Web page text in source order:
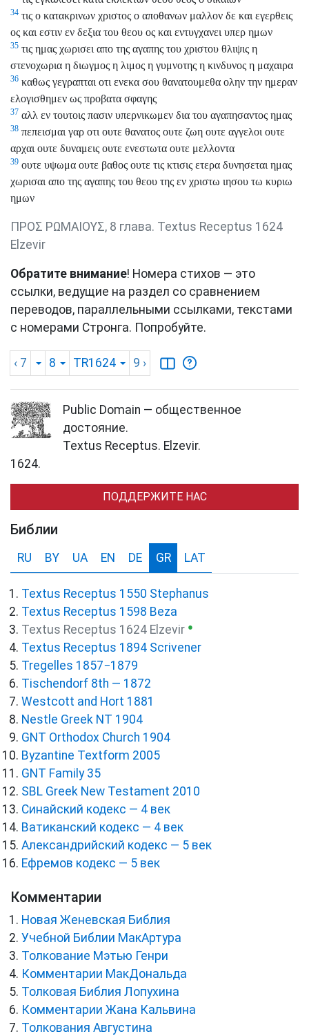
34 τις ο κατακρινων χριστος ο αποθανων μαλλον δε και εγερθεις
ος και εστιν εν δεξια του θεου ος και εντυγχανει υπερ ημων
35 τις ημας χωρισει απο της αγαπης του χριστου θλιψις η
στενοχωρια η διωγμος η λιμος η γυμνοτης η κινδυνος η μαχαιρα
36 καθως γεγραπται οτι ενεκα σου θανατουμεθα ολην την ημεραν
ελογισθημεν ως προβατα σφαγης
37 αλλ εν τουτοις πασιν υπερνικωμεν δια του αγαπησαντος ημας
38 πεπεισμαι γαρ οτι ουτε θανατος ουτε ζωη ουτε αγγελοι ουτε
αρχαι ουτε δυναμεις ουτε ενεστωτα ουτε μελλοντα
39 ουτε υψωμα ουτε βαθος ουτε τις κτισις ετερα δυνησεται ημας
χωρισαι απο της αγαπης του θεου της εν χριστω ιησου τω κυριω
ημων
ΠΡΟΣ ΡΩΜΑΙΟΥΣ, 8 глава. Textus Receptus 1624
Elzevir
Обратите внимание! Номера стихов — это
ссылки, ведущие на раздел со сравнением
переводов, параллельными ссылками, текстами
с номерами Стронга. Попробуйте.
‹ 7 8 TR1624 9 ›
Public Domain — общественное
достояние.
Textus Receptus. Elzevir.
1624.
ПОДДЕРЖИТЕ НАС
Библии
RU BY UA EN DE GR LAT
Textus Receptus 1550 Stephanus
Textus Receptus 1598 Beza
Textus Receptus 1624 Elzevir ●
Textus Receptus 1894 Scrivener
Tregelles 1857−1879
Tischendorf 8th — 1872
Westcott and Hort 1881
Nestle Greek NT 1904
GNT Orthodox Church 1904
Byzantine Textform 2005
GNT Family 35
SBL Greek New Testament 2010
Синайский кодекс — 4 век
Ватиканский кодекс — 4 век
Александрийский кодекс — 5 век
Ефремов кодекс — 5 век
Комментарии
Новая Женевская Библия
Учебной Библии МакАртура
Толкование Мэтью Генри
Комментарии МакДональда
Толковая Библия Лопухина
Комментарии Жана Кальвина
Толкования Августина